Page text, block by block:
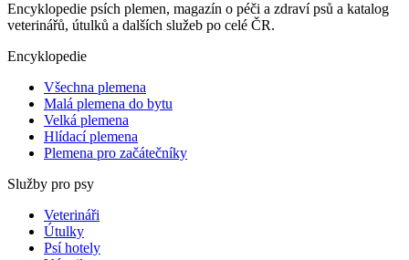
Encyklopedie psích plemen, magazín o péči a zdraví psů a katalog
veterinářů, útulků a dalších služeb po celé ČR.
Encyklopedie
Všechna plemena
Malá plemena do bytu
Velká plemena
Hlídací plemena
Plemena pro začátečníky
Služby pro psy
Veterináři
Útulky
Psí hotely